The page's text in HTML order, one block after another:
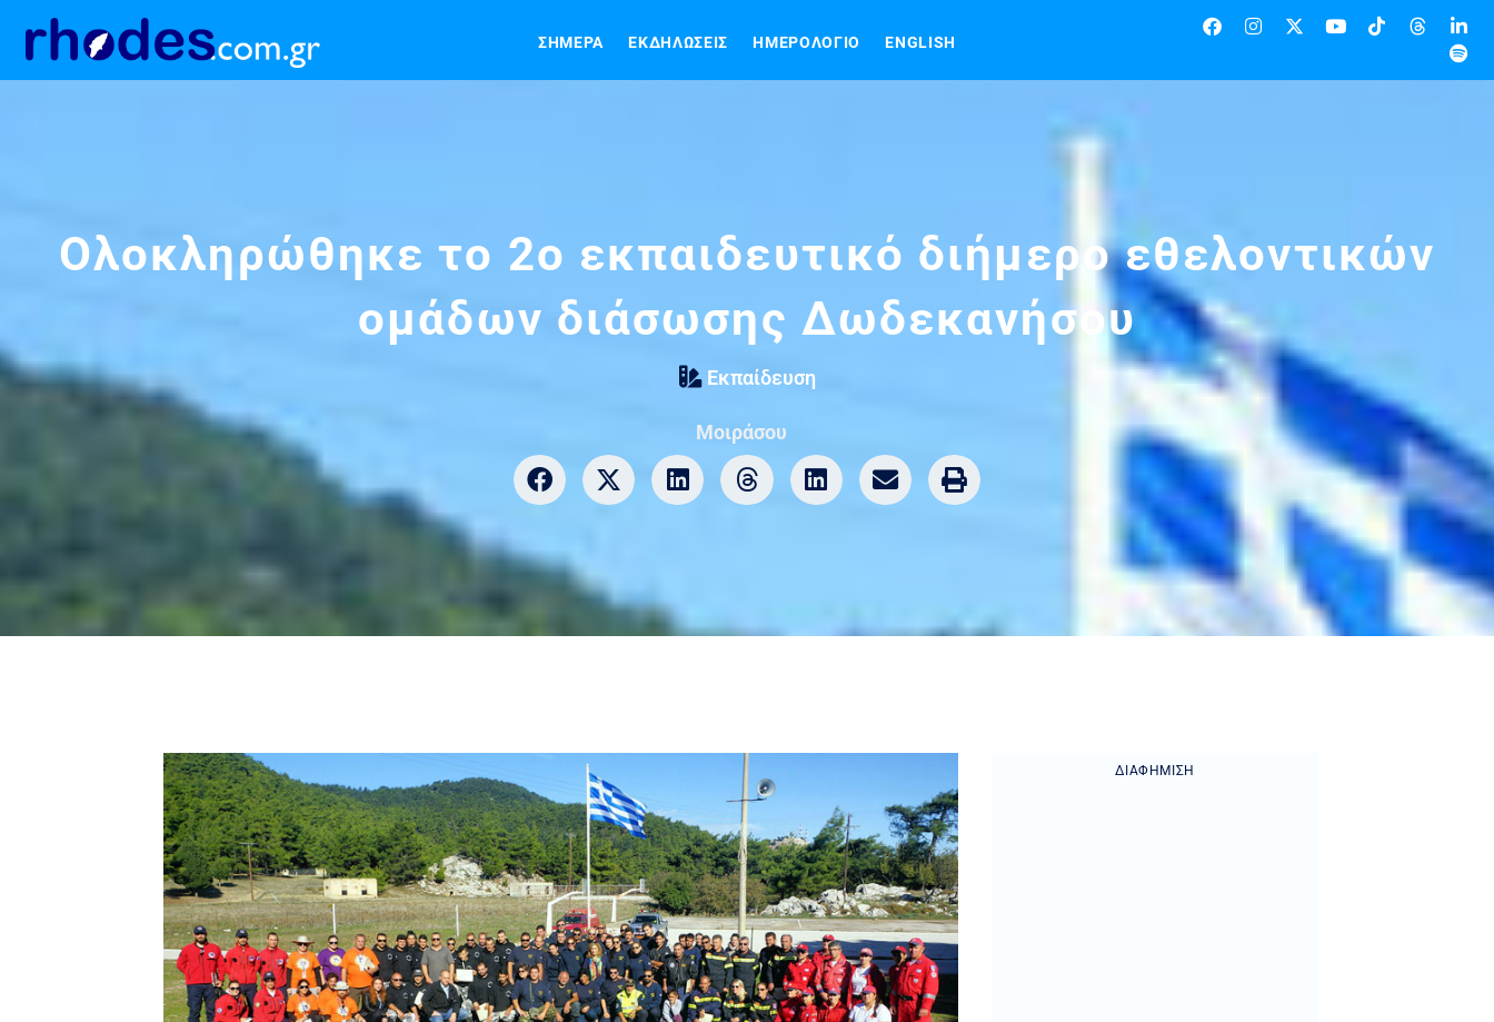
ΣΉΜΕΡΑ ΕΚΔΗΛΏΣΕΙΣ ΗΜΕΡΟΛΌΓΙΟ ENGLISH
Ολοκληρώθηκε το 2ο εκπαιδευτικό διήμερο εθελοντικών
ομάδων διάσωσης Δωδεκανήσου
Εκπαίδευση
Μοιράσου
ΔΙΑΦΉΜΙΣΗ